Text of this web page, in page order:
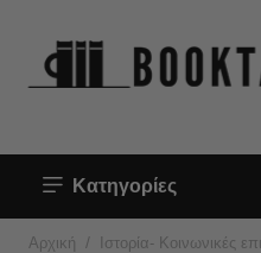
Κατηγορίες
Αρχική / Ιστορία- Κοινωνικές